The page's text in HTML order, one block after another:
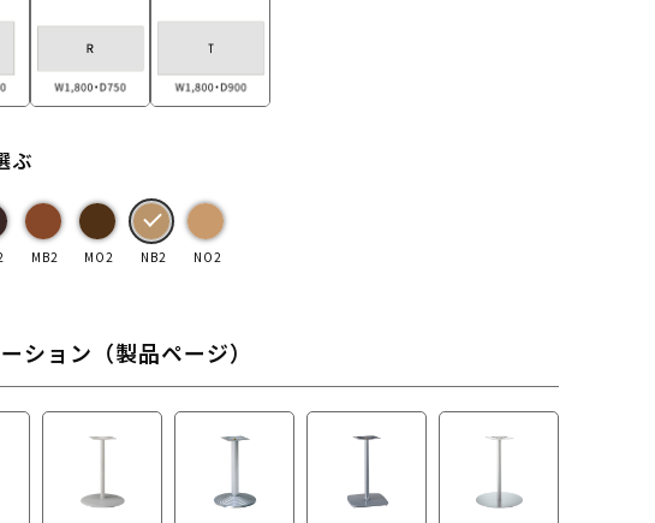
ぶ
MB2 MO2 NB2 NO2
ション（製品ページ）